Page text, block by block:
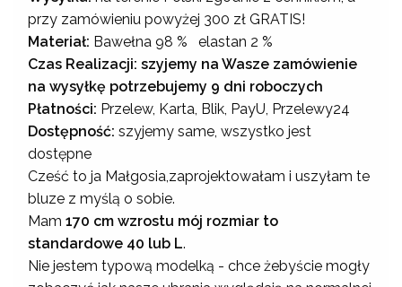
przy zamówieniu powyżej 300 zł GRATIS!
Materiał: Bawełna 98 % elastan 2 %
Czas Realizacji: szyjemy na Wasze zamówienie
na wysyłkę potrzebujemy 9 dni roboczych
Płatności: Przelew, Karta, Blik, PayU, Przelewy24
Dostępność: szyjemy same, wszystko jest
dostępne
Cześć to ja Małgosia,zaprojektowałam i uszyłam te
bluze z myślą o sobie.
Mam 170 cm wzrostu mój rozmiar to
standardowe 40 lub L.
Nie jestem typową modelką - chce żebyście mogły